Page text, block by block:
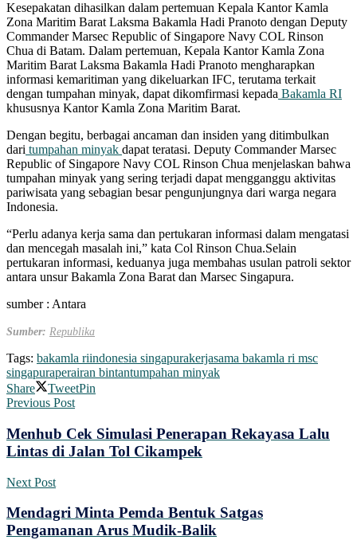
Kesepakatan dihasilkan dalam pertemuan Kepala Kantor Kamla
Zona Maritim Barat Laksma Bakamla Hadi Pranoto dengan Deputy
Commander Marsec Republic of Singapore Navy COL Rinson
Chua di Batam. Dalam pertemuan, Kepala Kantor Kamla Zona
Maritim Barat Laksma Bakamla Hadi Pranoto mengharapkan
informasi kemaritiman yang dikeluarkan IFC, terutama terkait
dengan tumpahan minyak, dapat dikomfirmasi kepada Bakamla RI
khususnya Kantor Kamla Zona Maritim Barat.
Dengan begitu, berbagai ancaman dan insiden yang ditimbulkan
dari tumpahan minyak dapat teratasi. Deputy Commander Marsec
Republic of Singapore Navy COL Rinson Chua menjelaskan bahwa
tumpahan minyak yang sering terjadi dapat mengganggu aktivitas
pariwisata yang sebagian besar pengunjungnya dari warga negara
Indonesia.
“Perlu adanya kerja sama dan pertukaran informasi dalam mengatasi
dan mencegah masalah ini,” kata Col Rinson Chua.Selain
pertukaran informasi, keduanya juga membahas usulan patroli sektor
antara unsur Bakamla Zona Barat dan Marsec Singapura.
sumber : Antara
Sumber: Republika
Tags: bakamla riindonesia singapurakerjasama bakamla ri msc
singapuraperairan bintantumpahan minyak
Share
TweetPin
Previous Post
Menhub Cek Simulasi Penerapan Rekayasa Lalu
Lintas di Jalan Tol Cikampek
Next Post
Mendagri Minta Pemda Bentuk Satgas
Pengamanan Arus Mudik-Balik